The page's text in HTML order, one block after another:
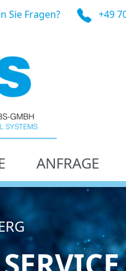
Sie Fragen? +49
ANFRAGE